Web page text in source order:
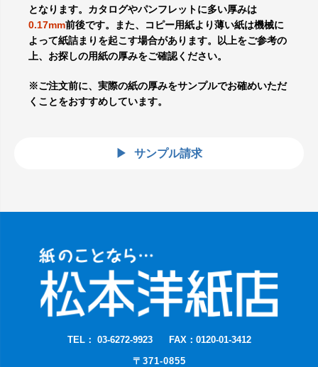
となります。カタログやパンフレットに多い厚みは
0.17mm前後です。また、コピー用紙より薄い紙は機械に
よって紙詰まりを起こす場合があります。以上をご参考の
上、お探しの用紙の厚みをご確認ください。
※ご注文前に、実際の紙の厚みをサンプルでお確めいただ
くことをおすすめしています。
サンプル請求
TEL： 03-6272-9923
FAX：0120-01-3412
〒371-0855